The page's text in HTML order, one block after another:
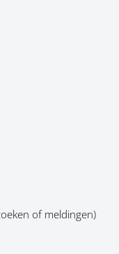
of meldingen)